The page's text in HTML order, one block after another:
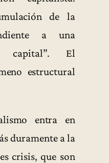
de la
a una
capital”. El
estructural
entra en
duramente a la
crisis, que son